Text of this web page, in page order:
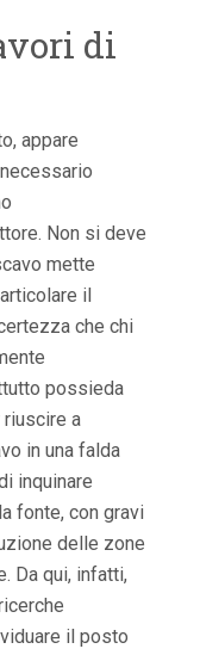
di
appare
Non si deve
mette
il
che chi
possieda
riuscire a
in una falda
inquinare
fonte, con gravi
delle zone
Da qui, infatti,
il posto